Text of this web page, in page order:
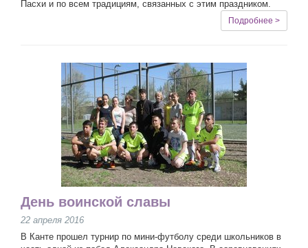
Пасхи и по всем традициям, связанных с этим праздником.
Подробнее >
День воинской славы
22 апреля 2016
В Канте прошел турнир по мини-футболу среди школьников в